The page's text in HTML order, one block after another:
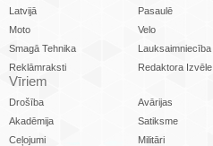
Latvijā Pasaulē
Moto
Velo
Smagā Tehnika
Lauksaimniecība
Reklāmraksti
Redaktora Izvēle
Vīriem
Drošība Avārijas
Akadēmija
Satiksme
Ceļojumi
Militāri